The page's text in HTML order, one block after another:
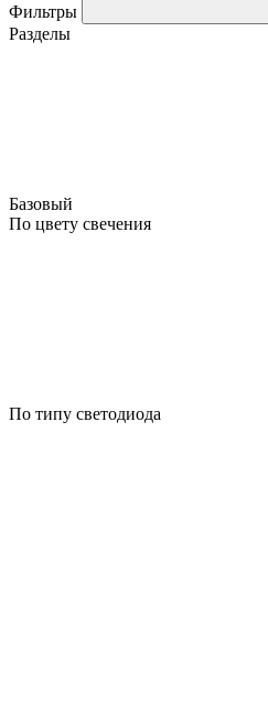
Фильтры
Разделы
Базовый
По цвету свечения
По типу светодиода